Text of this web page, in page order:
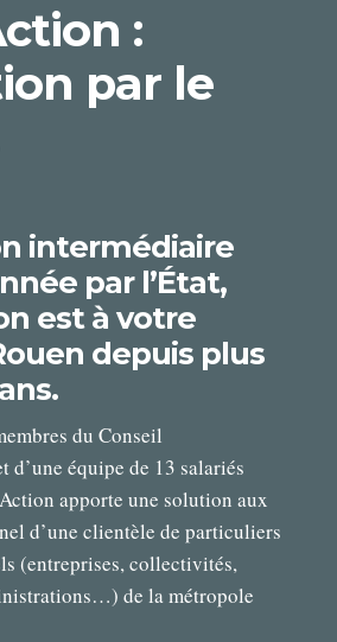
:
par le
intermédiaire
par l’État,
est à votre
depuis plus
du Conseil
d’une équipe de 13 salariés
apporte une solution aux
d’une clientèle de particuliers
(entreprises, collectivités,
de la métropole